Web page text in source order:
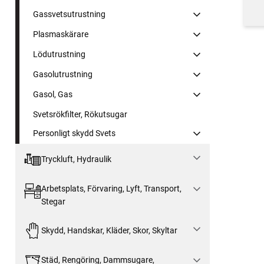
Gassvetsutrustning
Plasmaskärare
Lödutrustning
Gasolutrustning
Gasol, Gas
Svetsrökfilter, Rökutsugar
Personligt skydd Svets
Tryckluft, Hydraulik
Arbetsplats, Förvaring, Lyft, Transport,
Stegar
Skydd, Handskar, Kläder, Skor, Skyltar
Städ, Rengöring, Dammsugare,